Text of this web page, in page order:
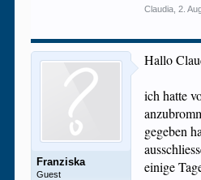
Claudia 2.
Franziska
Guest
Hallo
ich hatte
gegeben
einige